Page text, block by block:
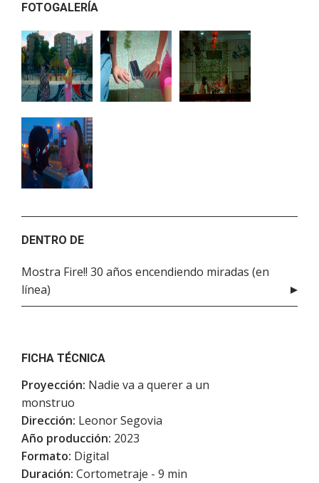
FOTOGALERÍA
DENTRO DE
Mostra Fire!! 30 años encendiendo miradas (en
línea)
FICHA TÉCNICA
Proyección: Nadie va a querer a un
monstruo
Dirección: Leonor Segovia
Año producción: 2023
Formato: Digital
Duración: Cortometraje - 9 min